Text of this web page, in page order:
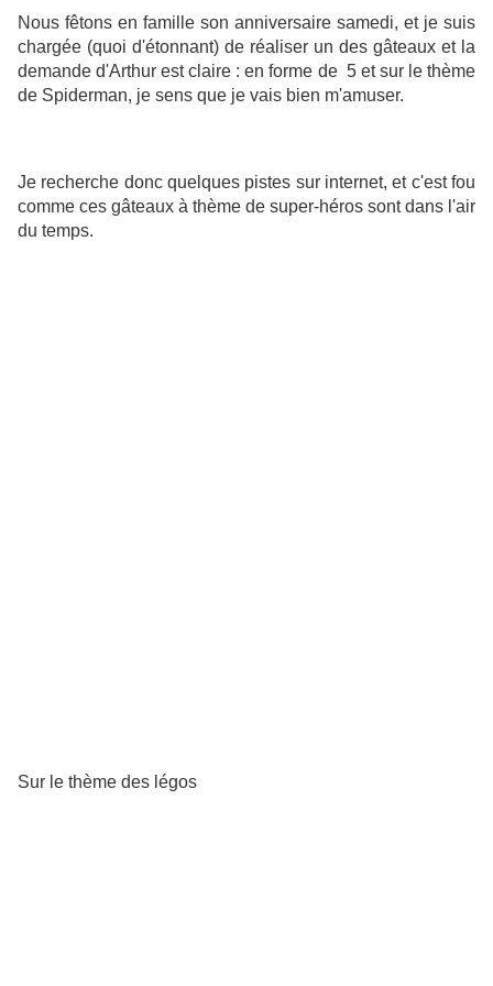
Nous fêtons en famille son anniversaire samedi, et je suis
chargée (quoi d'étonnant) de réaliser un des gâteaux et la
demande d'Arthur est claire : en forme de 5 et sur le thème
de Spiderman, je sens que je vais bien m'amuser.
Je recherche donc quelques pistes sur internet, et c'est fou
comme ces gâteaux à thème de super-héros sont dans l'air
du temps.
Sur le thème des légos